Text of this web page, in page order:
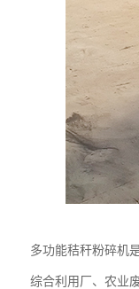
多功能秸秆粉碎机
综合利用厂、农业